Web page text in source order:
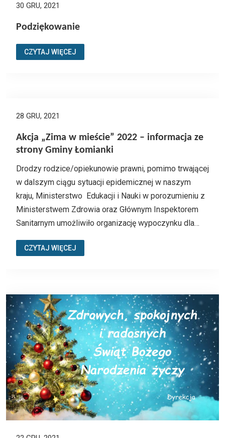
30 GRU, 2021
Podziękowanie
CZYTAJ WIĘCEJ
28 GRU, 2021
Akcja „Zima w mieście” 2022 – informacja ze
strony Gminy Łomianki
Drodzy rodzice/opiekunowie prawni, pomimo trwającej
w dalszym ciągu sytuacji epidemicznej w naszym
kraju, Ministerstwo Edukacji i Nauki w porozumieniu z
Ministerstwem Zdrowia oraz Głównym Inspektorem
Sanitarnym umożliwiło organizację wypoczynku dla…
CZYTAJ WIĘCEJ